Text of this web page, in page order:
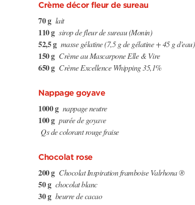
Crème décor fleur de sureau
70 g lait
110 g sirop de fleur de sureau (Monin)
52,5 g masse gélatine (7,5 g de gélatine + 45 g d'eau)
150 g Crème au Mascarpone Elle & Vire
650 g Crème Excellence Whipping 35,1%
Nappage goyave
1000 g nappage neutre
100 g purée de goyave
Qs de colorant rouge fraise
Chocolat rose
200 g Chocolat Inspiration framboise Valrhona ®
50 g chocolat blanc
30 g beurre de cacao